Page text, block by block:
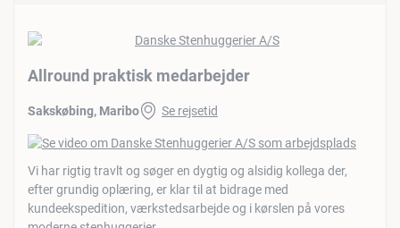
Allround praktisk medarbejder
Sakskøbing, Maribo Se rejsetid
Vi har rigtig travlt og søger en dygtig og alsidig kollega der,
efter grundig oplæring, er klar til at bidrage med
kundeekspedition, værkstedsarbejde og i kørslen på vores